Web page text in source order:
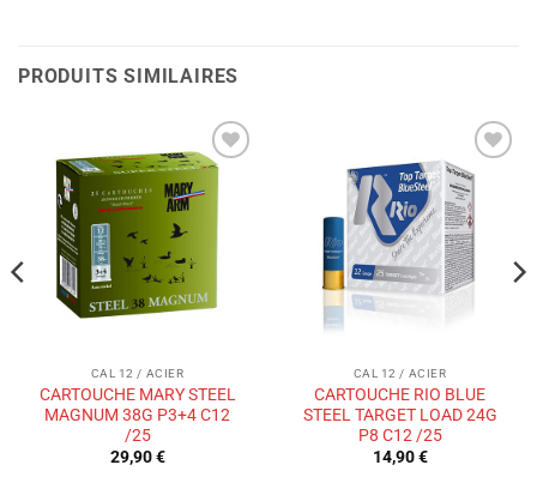
PRODUITS SIMILAIRES
à la liste
CAL 12 / ACIER
CARTOUCHE MARY STEEL
MAGNUM 38G P3+4 C12
/25
29,90€
Ajouter
à la liste
de
souhaits
CAL 12 / ACIER
CARTOUCHE RIO BLUE
STEEL TARGET LOAD 24G
P8 C12 /25
14,90€